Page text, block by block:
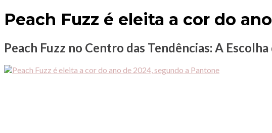
Peach Fuzz é eleita a cor do
Peach Fuzz no Centro das Tendências: A